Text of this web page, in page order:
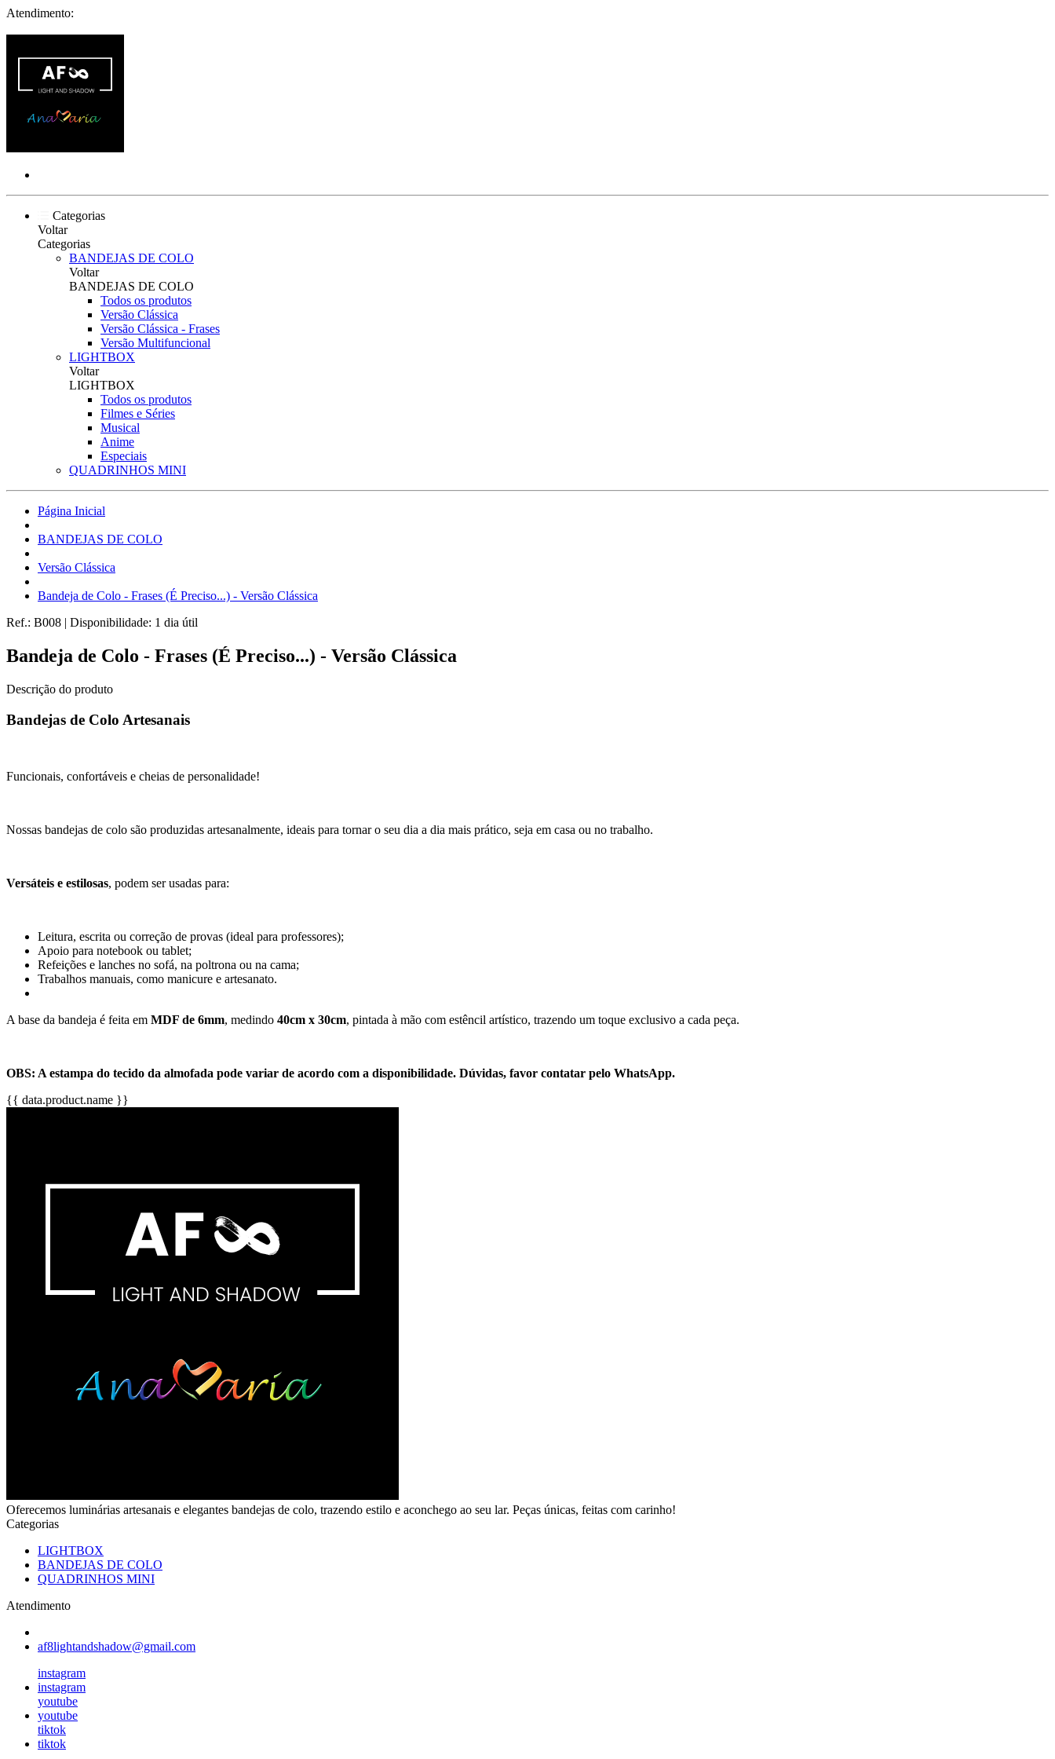
Atendimento:
Categorias
Voltar
Categorias
BANDEJAS DE COLO
Voltar
BANDEJAS DE COLO
Todos os produtos
Versão Clássica
Versão Clássica - Frases
Versão Multifuncional
LIGHTBOX
Voltar
LIGHTBOX
Todos os produtos
Filmes e Séries
Musical
Anime
Especiais
QUADRINHOS MINI
Página Inicial
BANDEJAS DE COLO
Versão Clássica
Bandeja de Colo - Frases (É Preciso...) - Versão Clássica
Ref.: B008 | Disponibilidade: 1 dia útil
Bandeja de Colo - Frases (É Preciso...) - Versão Clássica
Descrição do produto
Bandejas de Colo Artesanais
Funcionais, confortáveis e cheias de personalidade!
Nossas bandejas de colo são produzidas artesanalmente, ideais para tornar o seu dia a dia mais prático, seja em casa ou no trabalho.
Versáteis e estilosas, podem ser usadas para:
Leitura, escrita ou correção de provas (ideal para professores);
Apoio para notebook ou tablet;
Refeições e lanches no sofá, na poltrona ou na cama;
Trabalhos manuais, como manicure e artesanato.
A base da bandeja é feita em MDF de 6mm, medindo 40cm x 30cm, pintada à mão com estêncil artístico, trazendo um toque exclusivo a cada peça.
OBS: A estampa do tecido da almofada pode variar de acordo com a disponibilidade. Dúvidas, favor contatar pelo WhatsApp.
{{ data.product.name }}
Oferecemos luminárias artesanais e elegantes bandejas de colo, trazendo estilo e aconchego ao seu lar. Peças únicas, feitas com carinho!
Categorias
LIGHTBOX
BANDEJAS DE COLO
QUADRINHOS MINI
Atendimento
af8lightandshadow@gmail.com
instagram
instagram
youtube
youtube
tiktok
tiktok